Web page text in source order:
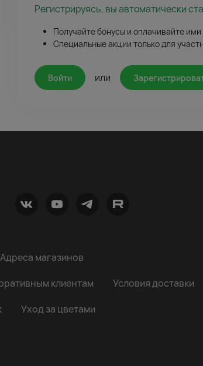
Регистрируясь, вы автоматически
Получайте бонусы и оплачивайте ими
Специальные акции только для
Войти или
Адреса магазинов
клиентам
Условия доставки
Уход за цветами